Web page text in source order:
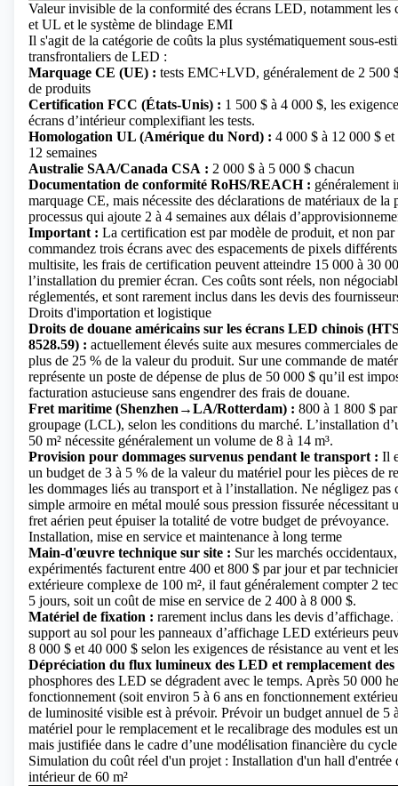
Valeur invisible de la conformité des écrans LED, notamment
et UL et le système de blindage EMI
Il s'agit de la catégorie de coûts la plus systématiquement sous-
transfrontaliers de LED :
Marquage CE (UE) : tests EMC+LVD, généralement de 2 500
de produits
Certification FCC (États-Unis) : 1 500 $ à 4 000 $, les
écrans d’intérieur complexifiant les tests.
Homologation UL (Amérique du Nord) : 4 000 $ à 12 000 $
12 semaines
Australie SAA/Canada CSA : 2 000 $ à 5 000 $ chacun
Documentation de conformité RoHS/REACH : généralement
marquage CE, mais nécessite des déclarations de matériaux de
processus qui ajoute 2 à 4 semaines aux délais
Important : La certification est par modèle de produit, et non
commandez trois écrans avec des espacements de pixels
multisite, les frais de certification peuvent atteindre 15 000 à 30
l’installation du premier écran. Ces coûts sont réels, non
réglementés, et sont rarement inclus dans les devis des
Droits d'importation et logistique
Droits de douane américains sur les écrans LED chinois
8528.59) : actuellement élevés suite aux mesures commerciales
plus de 25 % de la valeur du produit. Sur une commande de
représente un poste de dépense de plus de 50 000 $ qu’il est
facturation astucieuse sans engendrer des frais de douane.
Fret maritime (Shenzhen→LA/Rotterdam) : 800 à 1 800 $
groupage (LCL), selon les conditions du marché. L’installation
50 m² nécessite généralement un volume de 8 à 14 m³.
Provision pour dommages survenus pendant le transport : Il
un budget de 3 à 5 % de la valeur du matériel pour les pièces de
les dommages liés au transport et à l’installation. Ne négligez pas
simple armoire en métal moulé sous pression fissurée nécessitant
fret aérien peut épuiser la totalité de votre budget de prévoyance.
Installation, mise en service et maintenance à long terme
Main-d'œuvre technique sur site : Sur les marchés
expérimentés facturent entre 400 et 800 $ par jour et par
extérieure complexe de 100 m², il faut généralement compter 2
5 jours, soit un coût de mise en service de 2 400 à 8 000 $.
Matériel de fixation : rarement inclus dans les devis d’affichage.
support au sol pour les panneaux d’affichage LED extérieurs
8 000 $ et 40 000 $ selon les exigences de résistance au vent et
Dépréciation du flux lumineux des LED et remplacement des
phosphores des LED se dégradent avec le temps. Après 50 000
fonctionnement (soit environ 5 à 6 ans en fonctionnement
de luminosité visible est à prévoir. Prévoir un budget annuel de 5
matériel pour le remplacement et le recalibrage des modules est
mais justifiée dans le cadre d’une modélisation financière du
Simulation du coût réel d'un projet : Installation d'un hall d'entrée
intérieur de 60 m²